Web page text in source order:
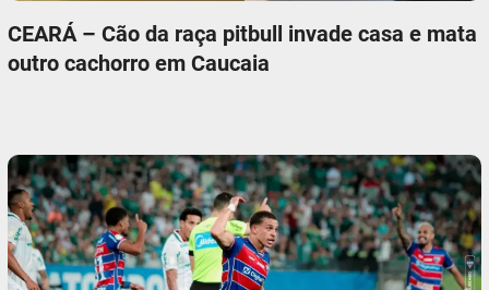
CEARÁ – Cão da raça pitbull invade casa e mata
outro cachorro em Caucaia